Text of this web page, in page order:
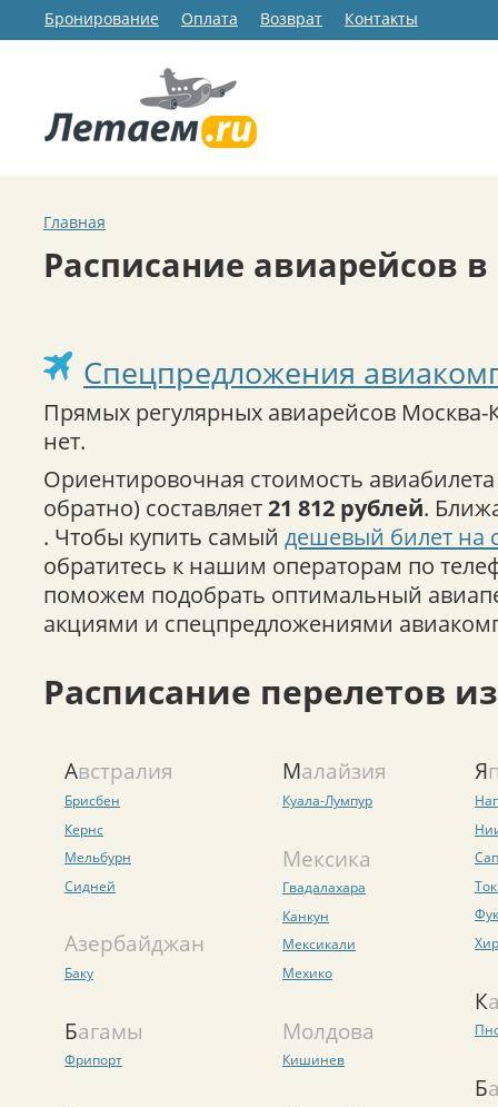
Бронирование Оплата Возврат Контакты
Главная
Расписание авиарейсов
Спецпредложения
Прямых регулярных авиарейсов
нет.
Ориентировочная стоимость
обратно) составляет21 812 рублей.
. Чтобы купить самый дешевый билет на
обратитесь к нашим операторам по
поможем подобрать оптимальный
акциями и спецпредложениями
Расписание перелетов
Австралия
Брисбен
Кернс
Мельбурн
Сидней
Азербайджан
Баку
Багамы
Фрипорт
Малайзия
Куала-Лумпур
Мексика
Гвадалахара
Канкун
Мексикали
Мехико
Молдова
Кишинев